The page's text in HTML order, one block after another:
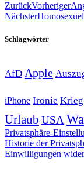
ZurückVorheriger
Nächster
Schlagwörter
AfD Apple
iPhone Ironie Krieg
Urlaub USA
Privatsphäre-
Historie der
Einwilligungen